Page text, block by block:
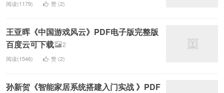
阅读(1179) 赞 (2)
王亚晖《中国游戏风云》PDF电子版完整版
百度云可下载
2
阅读(1546) 赞 (2)
孙新贺《智能家居系统搭建入门实战 》PDF